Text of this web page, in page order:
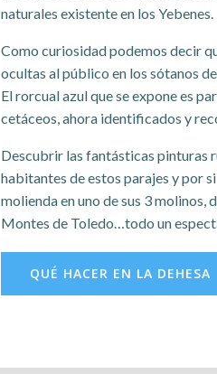
naturales existente en los Yebenes.
Como curiosidad podemos decir
ocultas al público en los sótanos
El rorcual azul que se expone es
cetáceos, ahora identificados y
Descubrir las fantásticas pinturas
habitantes de estos parajes y por
molienda en uno de sus 3 molinos,
Montes de Toledo…todo un
QUÉ HACER EN LA DEHESA